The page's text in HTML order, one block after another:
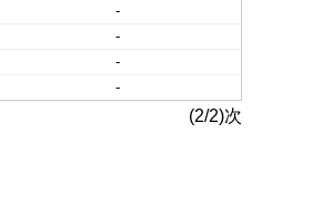
-
-
-
-
(2/2)次